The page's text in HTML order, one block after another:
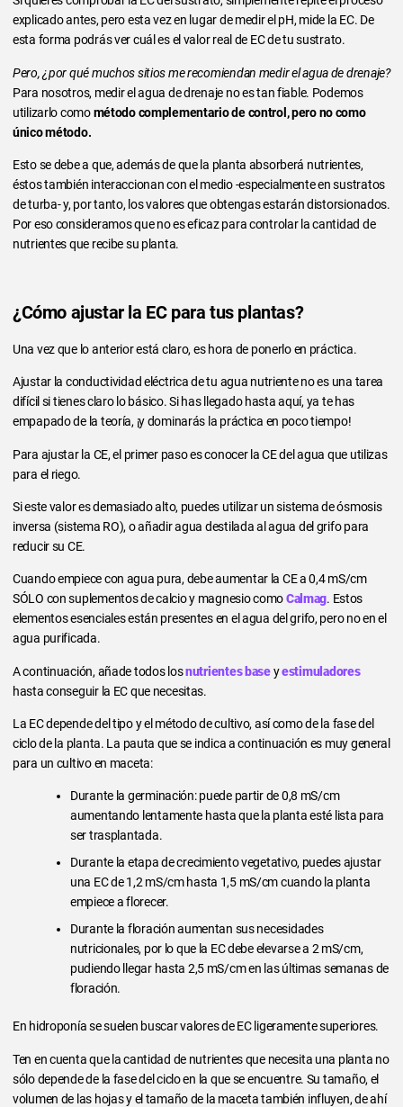
explicado antes, pero esta vez en lugar de medir el pH, mide la EC. De
esta forma podrás ver cuál es el valor real de EC de tu sustrato.
Pero, ¿por qué muchos sitios me recomiendan medir el agua de drenaje?
Para nosotros, medir el agua de drenaje no es tan fiable. Podemos
utilizarlo comométodo complementario de control, pero no como
único método.
Esto se debe a que, además de que la planta absorberá nutrientes,
éstos también interaccionan con el medio -especialmente en sustratos
de turba- y, por tanto, los valores que obtengas estarán distorsionados.
Por eso consideramos que no es eficaz para controlar la cantidad de
nutrientes que recibe su planta.
¿Cómo ajustar la EC para tus plantas?
Una vez que lo anterior está claro, es hora de ponerlo en práctica.
Ajustar la conductividad eléctrica de tu agua nutriente no es una tarea
difícil si tienes claro lo básico. Si has llegado hasta aquí, ya te has
empapado de la teoría, ¡y dominarás la práctica en poco tiempo!
Para ajustar la CE, el primer paso es conocer la CE del agua que utilizas
para el riego.
Si este valor es demasiado alto, puedes utilizar un sistema de ósmosis
inversa (sistema RO), o añadir agua destilada al agua del grifo para
reducir su CE.
Cuando empiece con agua pura, debe aumentar la CE a 0,4 mS/cm
SÓLO con suplementos de calcio y magnesio comoCalmag. Estos
elementos esenciales están presentes en el agua del grifo, pero no en el
agua purificada.
A continuación, añade todos losnutrientes baseyestimuladores
hasta conseguir la EC que necesitas.
La EC depende del tipo y el método de cultivo, así como de la fase del
ciclo de la planta. La pauta que se indica a continuación es muy general
para un cultivo en maceta:
Durante la germinación: puede partir de 0,8 mS/cm
aumentando lentamente hasta que la planta esté lista para
ser trasplantada.
Durante la etapa de crecimiento vegetativo, puedes ajustar
una EC de 1,2 mS/cm hasta 1,5 mS/cm cuando la planta
empiece a florecer.
Durante la floración aumentan sus necesidades
nutricionales, por lo que la EC debe elevarse a 2 mS/cm,
pudiendo llegar hasta 2,5 mS/cm en las últimas semanas de
floración.
En hidroponía se suelen buscar valores de EC ligeramente superiores.
Ten en cuenta que la cantidad de nutrientes que necesita una planta no
sólo depende de la fase del ciclo en la que se encuentre. Su tamaño, el
volumen de las hojas y el tamaño de la maceta también influyen, de ahí